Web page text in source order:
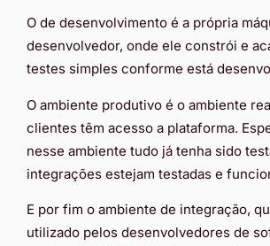
O de desenvolvimento é a própria
desenvolvedor, onde ele constrói e
testes simples conforme está
O ambiente produtivo é o ambiente
clientes têm acesso a plataforma.
nesse ambiente tudo já tenha sido
integrações estejam testadas e
E por fim o ambiente de integração,
utilizado pelos desenvolvedores de